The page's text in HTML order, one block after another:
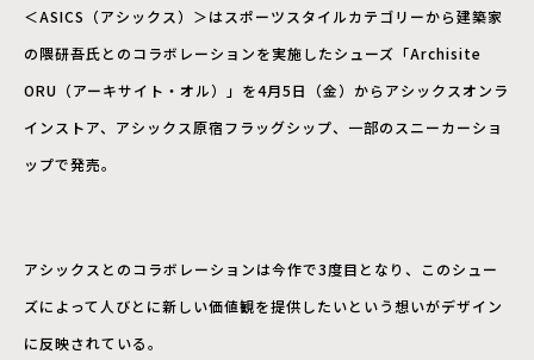
＜ASICS（アシックス）＞はスポーツスタイルカテゴリーから建築家
の隈研吾氏とのコラボレーションを実施したシューズ「Archisite
ORU（アーキサイト・オル）」を4月5日（金）からアシックスオンラ
インストア、アシックス原宿フラッグシップ、一部のスニーカーショ
ップで発売。
アシックスとのコラボレーションは今作で3度目となり、このシュー
ズによって人びとに新しい価値観を提供したいという想いがデザイン
に反映されている。